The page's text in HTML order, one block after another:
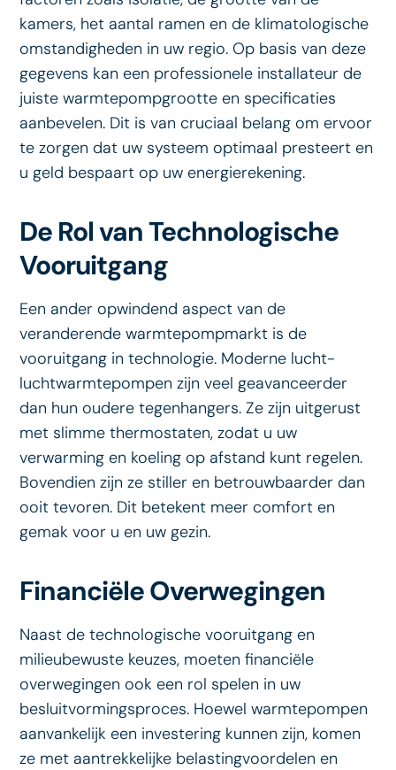
kamers, het aantal ramen en de klimatologische
omstandigheden in uw regio. Op basis van deze
gegevens kan een professionele installateur de
juiste warmtepompgrootte en specificaties
aanbevelen. Dit is van cruciaal belang om ervoor
te zorgen dat uw systeem optimaal presteert en
u geld bespaart op uw energierekening.
De Rol van Technologische
Vooruitgang
Een ander opwindend aspect van de
veranderende warmtepompmarkt is de
vooruitgang in technologie. Moderne lucht-
luchtwarmtepompen zijn veel geavanceerder
dan hun oudere tegenhangers. Ze zijn uitgerust
met slimme thermostaten, zodat u uw
verwarming en koeling op afstand kunt regelen.
Bovendien zijn ze stiller en betrouwbaarder dan
ooit tevoren. Dit betekent meer comfort en
gemak voor u en uw gezin.
Financiële Overwegingen
Naast de technologische vooruitgang en
milieubewuste keuzes, moeten financiële
overwegingen ook een rol spelen in uw
besluitvormingsproces. Hoewel warmtepompen
aanvankelijk een investering kunnen zijn, komen
ze met aantrekkelijke belastingvoordelen en